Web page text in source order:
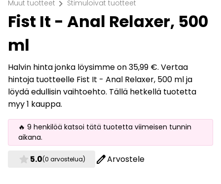
Muut tuotteet chevron_right Stimuloivat tuotteet
Fist It - Anal Relaxer, 500
ml
Halvin hinta jonka löysimme on 35,99 €. Vertaa
hintoja tuotteelle Fist It - Anal Relaxer, 500 ml ja
löydä edullisin vaihtoehto. Tällä hetkellä tuotetta
myy 1 kauppa.
🔥 9 henkilöä katsoi tätä tuotetta viimeisen tunnin
aikana.
star 5.0(0 arvostelua) editArvostele